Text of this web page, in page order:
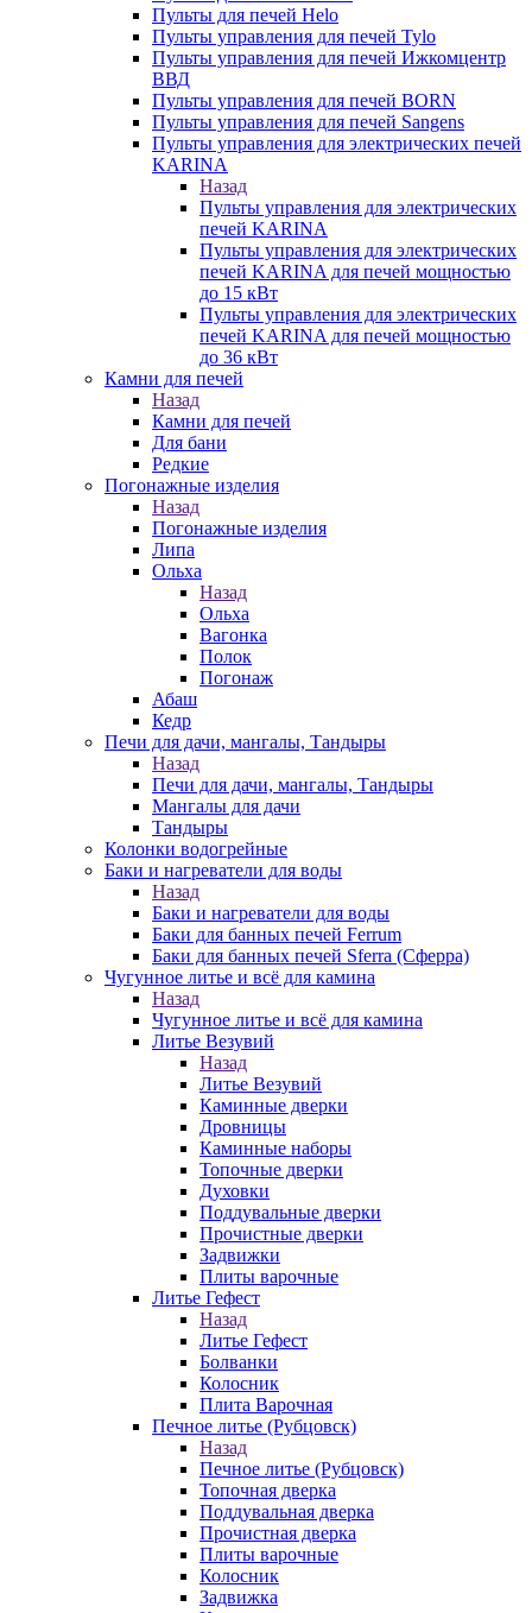
Пульты для печей Helo
Пульты управления для печей Tylo
Пульты управления для печей Ижкомцентр
ВВД
Пульты управления для печей BORN
Пульты управления для печей Sangens
Пульты управления для электрических печей
KARINA
Назад
Пульты управления для электрических
печей KARINA
Пульты управления для электрических
печей KARINA для печей мощностью
до 15 кВт
Пульты управления для электрических
печей KARINA для печей мощностью
до 36 кВт
Камни для печей
Назад
Камни для печей
Для бани
Редкие
Погонажные изделия
Назад
Погонажные изделия
Липа
Ольха
Назад
Ольха
Вагонка
Полок
Погонаж
Абаш
Кедр
Печи для дачи, мангалы, Тандыры
Назад
Печи для дачи, мангалы, Тандыры
Мангалы для дачи
Тандыры
Колонки водогрейные
Баки и нагреватели для воды
Назад
Баки и нагреватели для воды
Баки для банных печей Ferrum
Баки для банных печей Sferra (Сферра)
Чугунное литье и всё для камина
Назад
Чугунное литье и всё для камина
Литье Везувий
Назад
Литье Везувий
Каминные дверки
Дровницы
Каминные наборы
Топочные дверки
Духовки
Поддувальные дверки
Прочистные дверки
Задвижки
Плиты варочные
Литье Гефест
Назад
Литье Гефест
Болванки
Колосник
Плита Варочная
Печное литье (Рубцовск)
Назад
Печное литье (Рубцовск)
Топочная дверка
Поддувальная дверка
Прочистная дверка
Плиты варочные
Колосник
Задвижка